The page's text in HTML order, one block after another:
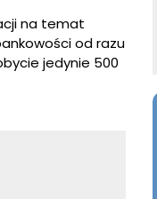
na temat
od razu
jedynie 500